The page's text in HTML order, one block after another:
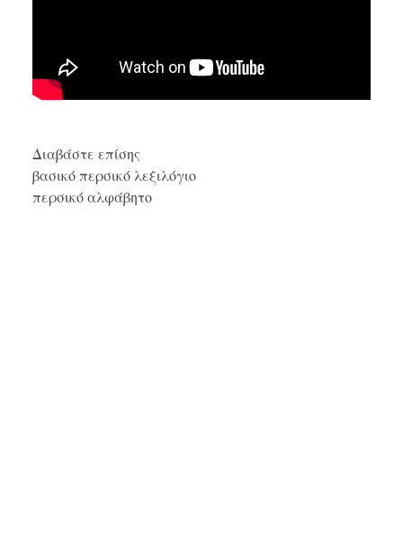
Διαβάστε επίσης
βασικό περσικό λεξιλόγιο
περσικό αλφάβητο